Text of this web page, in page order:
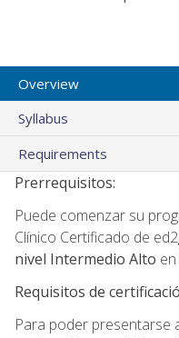
Overview
Syllabus
Requirements
Prerrequisitos:
Puede comenzar su
Clínico Certificado de
nivel Intermedio Alto
Requisitos de
Para poder presentarse